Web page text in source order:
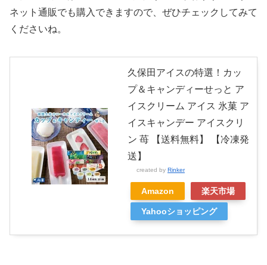
ネット通販でも購入できますので、ぜひチェックしてみて
くださいね。
久保田アイスの特選！カッ
プ＆キャンディーせっと ア
イスクリーム アイス 氷菓 ア
イスキャンデー アイスクリ
ン 苺 【送料無料】 【冷凍発
送】
created by Rinker
Amazon 楽天市場
Yahooショッピング